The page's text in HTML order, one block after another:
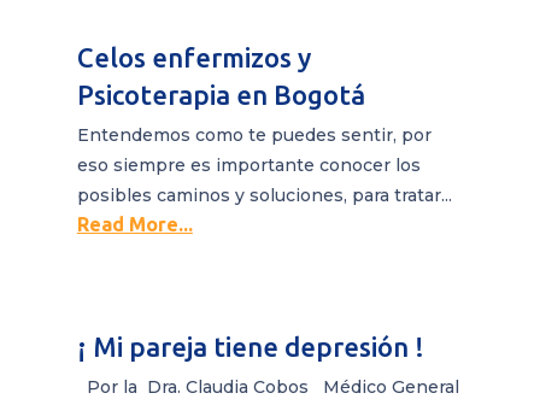
Celos enfermizos y
Psicoterapia en Bogotá
Entendemos como te puedes sentir, por
eso siempre es importante conocer los
posibles caminos y soluciones, para tratar...
Read More...
¡ Mi pareja tiene depresión !
Por la Dra. Claudia Cobos Médico General